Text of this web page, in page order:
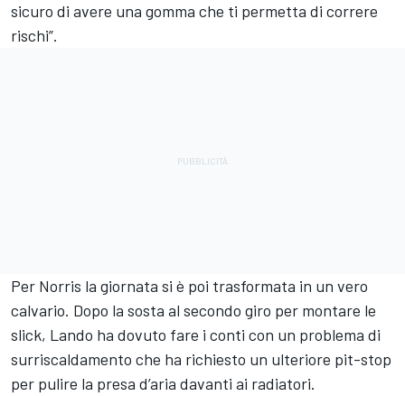
sicuro di avere una gomma che ti permetta di correre
rischi”.
Per Norris la giornata si è poi trasformata in un vero
calvario. Dopo la sosta al secondo giro per montare le
slick, Lando ha dovuto fare i conti con un problema di
surriscaldamento che ha richiesto un ulteriore pit-stop
per pulire la presa d’aria davanti ai radiatori.